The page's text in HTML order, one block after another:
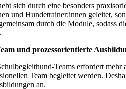
sich durch eine besonders
und Hundetrainer:innen geleitet,
durch die Module, sodass
und prozessorientierte
Teams erfordert mehr
Team begleitet werden.
an.